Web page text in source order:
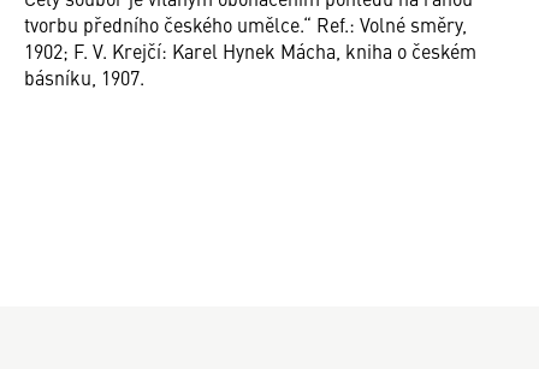
tvorbu předního českého umělce.“ Ref.: Volné směry,
1902; F. V. Krejčí: Karel Hynek Mácha, kniha o českém
básníku, 1907.